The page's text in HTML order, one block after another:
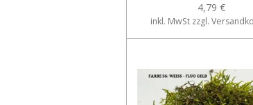
4,79 €
inkl. MwSt zzgl.